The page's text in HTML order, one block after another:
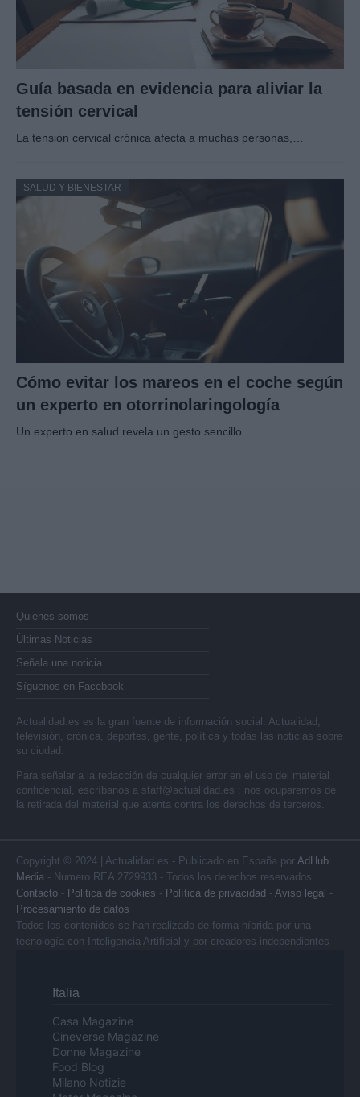
Guía basada en evidencia para aliviar la
tensión cervical
La tensión cervical crónica afecta a muchas personas,…
SALUD Y BIENESTAR
Cómo evitar los mareos en el coche según
un experto en otorrinolaringología
Un experto en salud revela un gesto sencillo…
Quienes somos
Últimas Noticias
Señala una noticia
Síguenos en Facebook
Actualidad.es es la gran fuente de información social. Actualidad,
televisión, crónica, deportes, gente, política y todas las noticias sobre
su ciudad.
Para señalar a la redacción de cualquier error en el uso del material
confidencial, escríbanos a staff@actualidad.es : nos ocuparemos de
la retirada del material que atenta contra los derechos de terceros.
Copyright © 2024 | Actualidad.es - Publicado en España por AdHub
Media - Numero REA 2729933 - Todos los derechos reservados.
Contacto - Politica de cookies - Política de privacidad - Aviso legal -
Procesamiento de datos
Todos los contenidos se han realizado de forma híbrida por una
tecnología con Inteligencia Artificial y por creadores independientes
Italia
Casa Magazine
Cineverse Magazine
Donne Magazine
Food Blog
Milano Notizie